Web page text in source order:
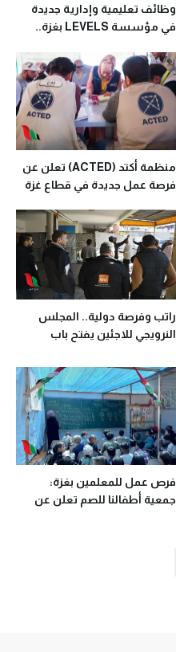
وظائف تعليمية وإدارية جديدة
في مؤسسة LEVELS بغزة..
منظمة أكتد (ACTED) تعلن عن
فرصة عمل جديدة في قطاع غزة
راتب وفرصة دولية.. المجلس
النرويجي للاجئين يفتح باب
فرص عمل للمعلمين بغزة:
جمعية أطفالنا للصم تعلن عن